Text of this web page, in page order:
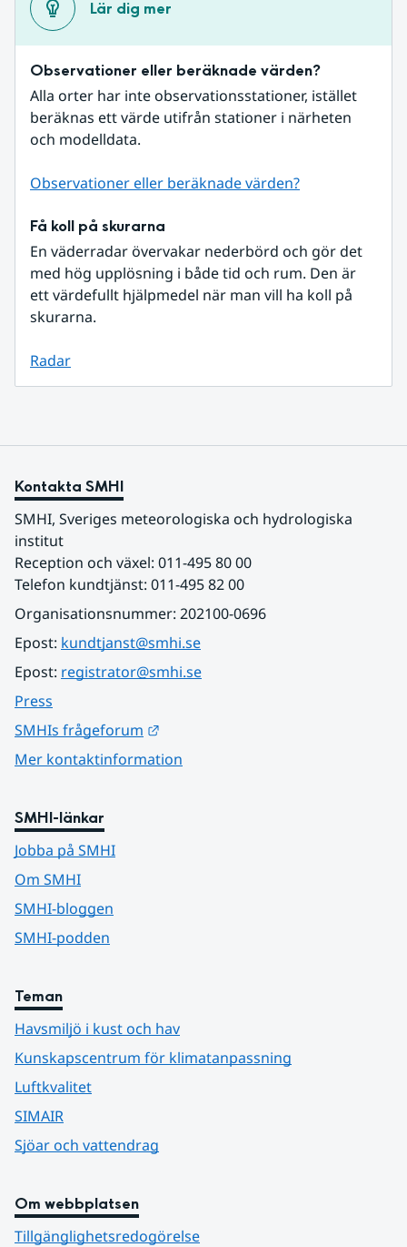
Lär dig mer
Observationer eller beräknade värden?
Alla orter har inte observationsstationer, istället
beräknas ett värde utifrån stationer i närheten
och modelldata.
Observationer eller beräknade värden?
Få koll på skurarna
En väderradar övervakar nederbörd och gör det
med hög upplösning i både tid och rum. Den är
ett värdefullt hjälpmedel när man vill ha koll på
skurarna.
Radar
Kontakta SMHI
SMHI, Sveriges meteorologiska och hydrologiska
institut
Reception och växel: 011-495 80 00
Telefon kundtjänst: 011-495 82 00
Organisationsnummer: 202100-0696
Epost: kundtjanst@smhi.se
Epost: registrator@smhi.se
Press
SMHIs frågeforum
Mer kontaktinformation
SMHI-länkar
Jobba på SMHI
Om SMHI
SMHI-bloggen
SMHI-podden
Teman
Havsmiljö i kust och hav
Kunskapscentrum för klimatanpassning
Luftkvalitet
SIMAIR
Sjöar och vattendrag
Om webbplatsen
Tillgänglighetsredogörelse